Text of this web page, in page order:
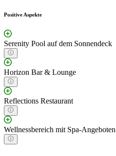
Positive Aspekte
Serenity Pool auf dem Sonnendeck
Horizon Bar & Lounge
Reflections Restaurant
Wellnessbereich mit Spa-Angeboten